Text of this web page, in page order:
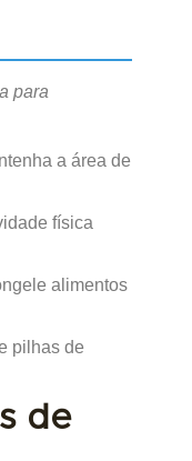
para
a área de
física
alimentos
pilhas de
de